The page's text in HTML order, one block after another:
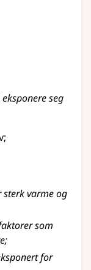
seg
;
varme og
som
;
for